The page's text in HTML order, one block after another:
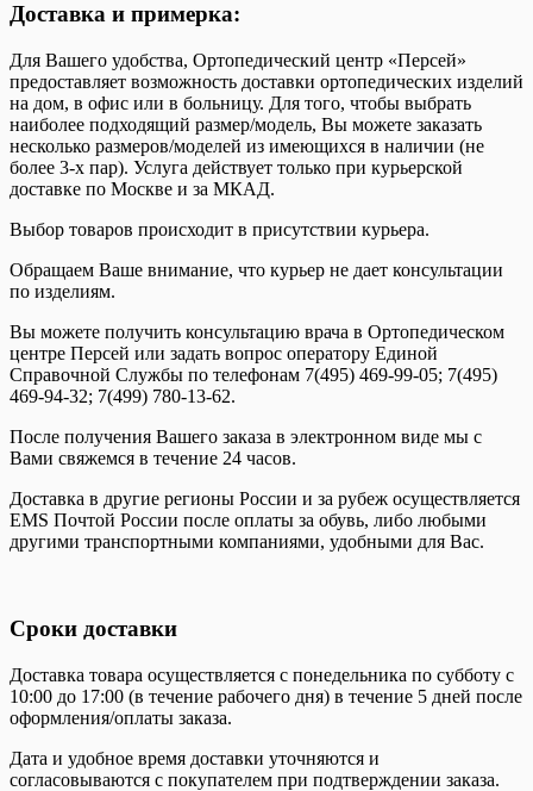
Доставка и примерка:
Для Вашего удобства, Ортопедический центр «Персей»
предоставляет возможность доставки ортопедических изделий
на дом, в офис или в больницу. Для того, чтобы выбрать
наиболее подходящий размер/модель, Вы можете заказать
несколько размеров/моделей из имеющихся в наличии (не
более 3-х пар). Услуга действует только при курьерской
доставке по Москве и за МКАД.
Выбор товаров происходит в присутствии курьера.
Обращаем Ваше внимание, что курьер не дает консультации
по изделиям.
Вы можете получить консультацию врача в Ортопедическом
центре Персей или задать вопрос оператору Единой
Справочной Службы по телефонам 7(495) 469-99-05; 7(495)
469-94-32; 7(499) 780-13-62.
После получения Вашего заказа в электронном виде мы с
Вами свяжемся в течение 24 часов.
Доставка в другие регионы России и за рубеж осуществляется
EMS Почтой России после оплаты за обувь, либо любыми
другими транспортными компаниями, удобными для Вас.
Сроки доставки
Доставка товара осуществляется с понедельника по субботу с
10:00 до 17:00 (в течение рабочего дня) в течение 5 дней после
оформления/оплаты заказа.
Дата и удобное время доставки уточняются и
согласовываются с покупателем при подтверждении заказа.